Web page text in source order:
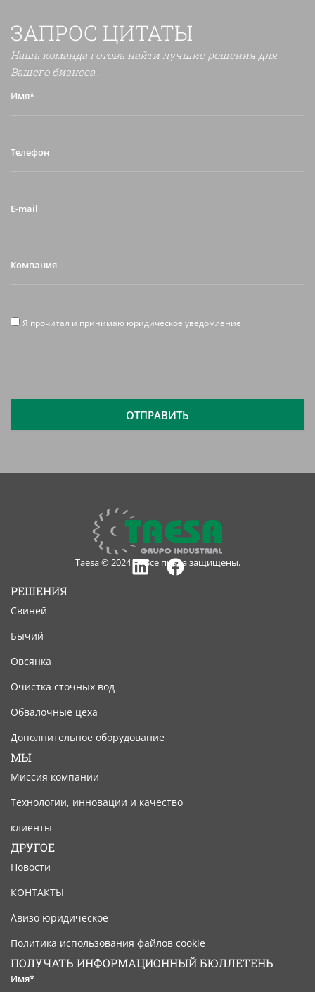
ЗАПРОС ЦИТАТЫ
Наша команда готова найти лучшие решения для
Вашего бизнеса.
Имя*
Телефон
E-
Компания
Я
прочитал
Я прочитал и принимаю юридическое уведомление
ОТПРАВИТЬ
Taesa © 2024 — Все права защищены.
РЕШЕНИЯ
Свиней
Бычий
Овсянка
Очистка сточных вод
Обвалочные цеха
Дополнительное оборудование
МЫ
Миссия компании
Технологии, инновации и качество
клиенты
ДРУГОЕ
Новости
КОНТАКТЫ
Авизо юридическое
Политика использования файлов cookie
ПОЛУЧАТЬ ИНФОРМАЦИОННЫЙ БЮЛЛЕТЕНЬ
Имя*